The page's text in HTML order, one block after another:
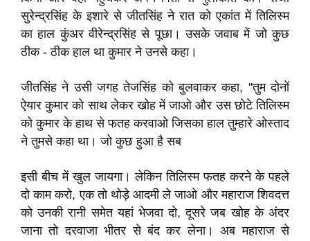
सुरेन्द्रसिंह के इशारे से जीतसिंह ने रात को एकांत में तिलिस्म
का हाल कुंअर वीरेन्द्रसिंह से पूछा। उसके जवाब में जो कुछ
ठीक - ठीक हाल था कुमार ने उनसे कहा।
जीतसिंह ने उसी जगह तेजसिंह को बुलवाकर कहा, "तुम दोनों
ऐयार कुमार को साथ लेकर खोह में जाओ और उस छोटे तिलिस्म
को कुमार के हाथ से फतह करवाओ जिसका हाल तुम्हारे ओस्ताद
ने तुमसे कहा था। जो कुछ हुआ है सब
इसी बीच में खुल जायगा। लेकिन तिलिस्म फतह करने के पहले
दो काम करो, एक तो थोड़े आदमी ले जाओ और महाराज शिवदत्त
को उनकी रानी समेत यहां भेजवा दो, दूसरे जब खोह के अंदर
जाना तो दरवाजा भीतर से बंद कर लेना। अब महाराज से